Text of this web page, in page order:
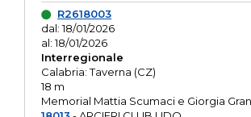
R2618003
dal: 18/01/2026
al: 18/01/2026
Interregionale
Calabria: Taverna (CZ)
18 m
Memorial Mattia Scumaci e Giorgia